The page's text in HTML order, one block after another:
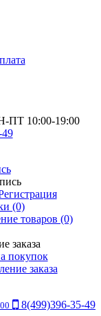
ПТ 10:00-19:00
(0)
товаров (0)
заказа
покупок
заказа
8(499)396-35-49